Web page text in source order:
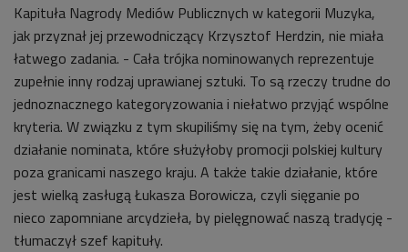
Kapituła Nagrody Mediów Publicznych w kategorii Muzyka,
jak przyznał jej przewodniczący Krzysztof Herdzin, nie miała
łatwego zadania. - Cała trójka nominowanych reprezentuje
zupełnie inny rodzaj uprawianej sztuki. To są rzeczy trudne do
jednoznacznego kategoryzowania i niełatwo przyjąć wspólne
kryteria. W związku z tym skupiliśmy się na tym, żeby ocenić
działanie nominata, które służyłoby promocji polskiej kultury
poza granicami naszego kraju. A także takie działanie, które
jest wielką zasługą Łukasza Borowicza, czyli sięganie po
nieco zapomniane arcydzieła, by pielęgnować naszą tradycję -
tłumaczył szef kapituły.